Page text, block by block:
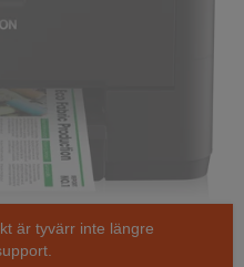
är tyvärr inte längre